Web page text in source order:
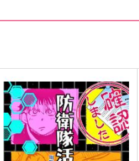
怪盗×日記 ver.2
夢告